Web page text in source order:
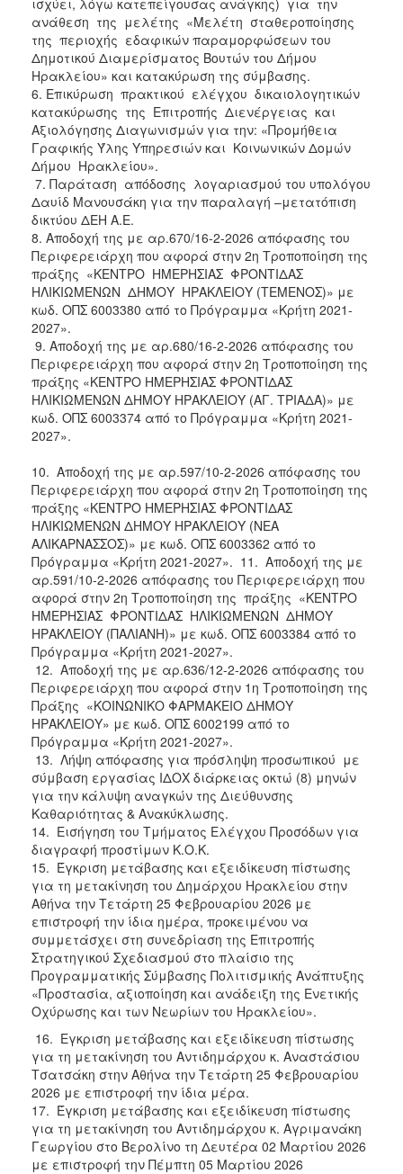
ανάθεση της μελέτης «Μελέτη σταθεροποίησης
της περιοχής εδαφικών παραμορφώσεων του
Δημοτικού Διαμερίσματος Βουτών του Δήμου
Ηρακλείου» και κατακύρωση της σύμβασης.
6. Επικύρωση πρακτικού ελέγχου δικαιολογητικών
κατακύρωσης της Επιτροπής Διενέργειας και
Αξιολόγησης Διαγωνισμών για την: «Προμήθεια
Γραφικής Ύλης Υπηρεσιών και Κοινωνικών Δομών
Δήμου Ηρακλείου».
7. Παράταση απόδοσης λογαριασμού του υπολόγου
Δαυίδ Μανουσάκη για την παραλαγή –μετατόπιση
δικτύου ΔΕΗ Α.Ε.
8. Αποδοχή της με αρ.670/16-2-2026 απόφασης του
Περιφερειάρχη που αφορά στην 2η Τροποποίηση της
πράξης «ΚΕΝΤΡΟ ΗΜΕΡΗΣΙΑΣ ΦΡΟΝΤΙΔΑΣ
ΗΛΙΚΙΩΜΕΝΩΝ ΔΗΜΟΥ ΗΡΑΚΛΕΙΟΥ (ΤΕΜΕΝΟΣ)» με
κωδ. ΟΠΣ 6003380 από το Πρόγραμμα «Κρήτη 2021-
2027».
9. Αποδοχή της με αρ.680/16-2-2026 απόφασης του
Περιφερειάρχη που αφορά στην 2η Τροποποίηση της
πράξης «ΚΕΝΤΡΟ ΗΜΕΡΗΣΙΑΣ ΦΡΟΝΤΙΔΑΣ
ΗΛΙΚΙΩΜΕΝΩΝ ΔΗΜΟΥ ΗΡΑΚΛΕΙΟΥ (ΑΓ. ΤΡΙΑΔΑ)» με
κωδ. ΟΠΣ 6003374 από το Πρόγραμμα «Κρήτη 2021-
2027».
10. Αποδοχή της με αρ.597/10-2-2026 απόφασης του
Περιφερειάρχη που αφορά στην 2η Τροποποίηση της
πράξης «ΚΕΝΤΡΟ ΗΜΕΡΗΣΙΑΣ ΦΡΟΝΤΙΔΑΣ
ΗΛΙΚΙΩΜΕΝΩΝ ΔΗΜΟΥ ΗΡΑΚΛΕΙΟΥ (ΝΕΑ
ΑΛΙΚΑΡΝΑΣΣΟΣ)» με κωδ. ΟΠΣ 6003362 από το
Πρόγραμμα «Κρήτη 2021-2027». 11. Αποδοχή της με
αρ.591/10-2-2026 απόφασης του Περιφερειάρχη που
αφορά στην 2η Τροποποίηση της πράξης «ΚΕΝΤΡΟ
ΗΜΕΡΗΣΙΑΣ ΦΡΟΝΤΙΔΑΣ ΗΛΙΚΙΩΜΕΝΩΝ ΔΗΜΟΥ
ΗΡΑΚΛΕΙΟΥ (ΠΑΛΙΑΝΗ)» με κωδ. ΟΠΣ 6003384 από το
Πρόγραμμα «Κρήτη 2021-2027».
12. Αποδοχή της με αρ.636/12-2-2026 απόφασης του
Περιφερειάρχη που αφορά στην 1η Τροποποίηση της
Πράξης «ΚΟΙΝΩΝΙΚΟ ΦΑΡΜΑΚΕΙΟ ΔΗΜΟΥ
ΗΡΑΚΛΕΙΟΥ» με κωδ. ΟΠΣ 6002199 από το
Πρόγραμμα «Κρήτη 2021-2027».
13. Λήψη απόφασης για πρόσληψη προσωπικού με
σύμβαση εργασίας ΙΔΟΧ διάρκειας οκτώ (8) μηνών
για την κάλυψη αναγκών της Διεύθυνσης
Καθαριότητας & Ανακύκλωσης.
14. Εισήγηση του Τμήματος Ελέγχου Προσόδων για
διαγραφή προστίμων Κ.Ο.Κ.
15. Έγκριση μετάβασης και εξειδίκευση πίστωσης
για τη μετακίνηση του Δημάρχου Ηρακλείου στην
Αθήνα την Τετάρτη 25 Φεβρουαρίου 2026 με
επιστροφή την ίδια ημέρα, προκειμένου να
συμμετάσχει στη συνεδρίαση της Επιτροπής
Στρατηγικού Σχεδιασμού στο πλαίσιο της
Προγραμματικής Σύμβασης Πολιτισμικής Ανάπτυξης
«Προστασία, αξιοποίηση και ανάδειξη της Ενετικής
Οχύρωσης και των Νεωρίων του Ηρακλείου».
16. Εγκριση μετάβασης και εξειδίκευση πίστωσης
για τη μετακίνηση του Αντιδημάρχου κ. Αναστάσιου
Τσατσάκη στην Αθήνα την Τετάρτη 25 Φεβρουαρίου
2026 με επιστροφή την ίδια μέρα.
17. Έγκριση μετάβασης και εξειδίκευση πίστωσης
για τη μετακίνηση του Αντιδημάρχου κ. Αγριμανάκη
Γεωργίου στο Βερολίνο τη Δευτέρα 02 Μαρτίου 2026
με επιστροφή την Πέμπτη 05 Μαρτίου 2026